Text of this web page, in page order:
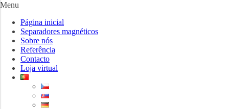
Menu
Página inicial
Separadores magnéticos
Sobre nós
Referência
Contacto
Loja virtual